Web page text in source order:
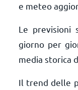
e meteo
Le previsioni
giorno per
media storica
Il trend delle